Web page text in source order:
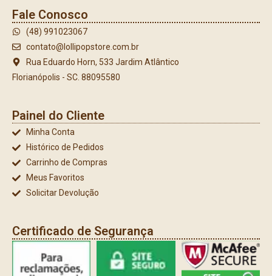
Fale Conosco
(48) 991023067
contato@lollipopstore.com.br
Rua Eduardo Horn, 533 Jardim Atlântico
Florianópolis - SC. 88095580
Painel do Cliente
Minha Conta
Histórico de Pedidos
Carrinho de Compras
Meus Favoritos
Solicitar Devolução
Certificado de Segurança